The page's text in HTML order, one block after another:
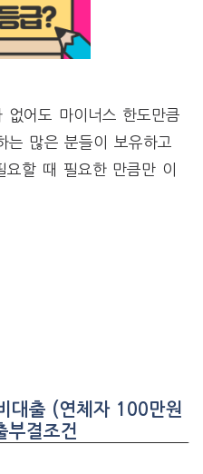
없어도 마이너스 한도만큼
는 많은 분들이 보유하고
할 때 필요한 만큼만 이
대출 (연체자 100만원
부결조건